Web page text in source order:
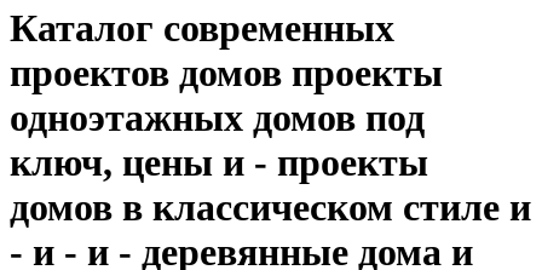
Каталог современных
проектов домов проекты
одноэтажных домов под
ключ, цены и - проекты
домов в классическом стиле и
- и - и - деревянные дома и